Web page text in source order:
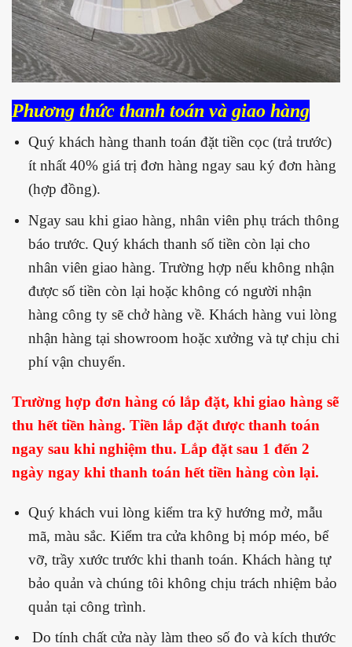
Phương thức thanh toán và giao hàng
Quý khách hàng thanh toán đặt tiền cọc (trả trước)
ít nhất 40% giá trị đơn hàng ngay sau ký đơn hàng
(hợp đồng).
Ngay sau khi giao hàng, nhân viên phụ trách thông
báo trước. Quý khách thanh số tiền còn lại cho
nhân viên giao hàng. Trường hợp nếu không nhận
được số tiền còn lại hoặc không có người nhận
hàng công ty sẽ chở hàng về. Khách hàng vui lòng
nhận hàng tại showroom hoặc xưởng và tự chịu chi
phí vận chuyển.
Trường hợp đơn hàng có lắp đặt, khi giao hàng sẽ
thu hết tiền hàng. Tiền lắp đặt được thanh toán
ngay sau khi nghiệm thu. Lắp đặt sau 1 đến 2
ngày ngay khi thanh toán hết tiền hàng còn lại.
Quý khách vui lòng kiểm tra kỹ hướng mở, mẫu
mã, màu sắc. Kiểm tra cửa không bị móp méo, bể
vỡ, trầy xước trước khi thanh toán. Khách hàng tự
bảo quản và chúng tôi không chịu trách nhiệm bảo
quản tại công trình.
Do tính chất cửa này làm theo số đo và kích thước